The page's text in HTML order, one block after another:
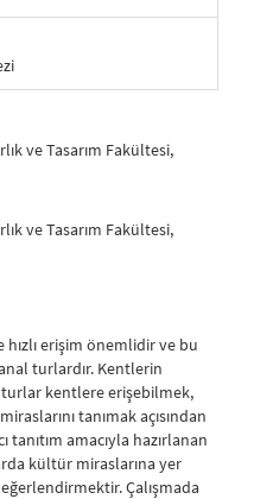
ve Tasarım Fakültesi,
ve Tasarım Fakültesi,
erişim önemlidir ve bu
turlardır. Kentlerin
turlar kentlere erişebilmek,
tanımak açısından
tanıtım amacıyla hazırlanan
kültür miraslarına yer
Çalışmada